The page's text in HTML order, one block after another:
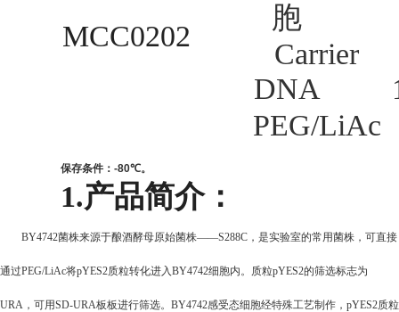
MCC0202
胞
Carrier
DNA
PEG/LiAc
保存条件： -80℃。
1.产品简介：
BY4742菌株来源于酿酒酵母原始菌株——S288C，是实验室的常用菌株，可直接
通过PEG/LiAc将pYES2质粒转化进入BY4742细胞内。质粒pYES2的筛选标志为
URA，可用SD-URA板板进行筛选。BY4742感受态细胞经特殊工艺制作，pYES2质粒